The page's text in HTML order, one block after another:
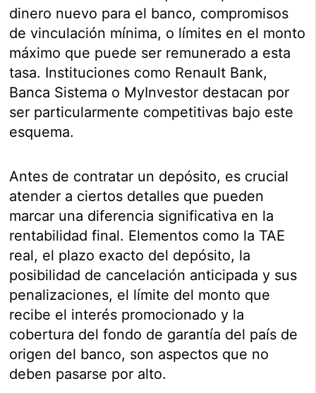
dinero nuevo para el banco, compromisos
de vinculación mínima, o límites en el monto
máximo que puede ser remunerado a esta
tasa. Instituciones como Renault Bank,
Banca Sistema o MyInvestor destacan por
ser particularmente competitivas bajo este
esquema.
Antes de contratar un depósito, es crucial
atender a ciertos detalles que pueden
marcar una diferencia significativa en la
rentabilidad final. Elementos como la TAE
real, el plazo exacto del depósito, la
posibilidad de cancelación anticipada y sus
penalizaciones, el límite del monto que
recibe el interés promocionado y la
cobertura del fondo de garantía del país de
origen del banco, son aspectos que no
deben pasarse por alto.